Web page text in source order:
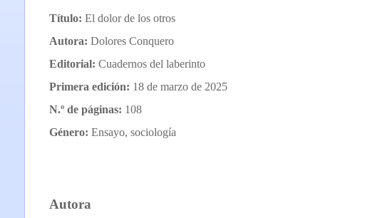
Título: El dolor de los otros
Autora: Dolores Conquero
Editorial: Cuadernos del laberinto
Primera edición: 18 de marzo de 2025
N.º de páginas: 108
Género: Ensayo, sociología
Autora